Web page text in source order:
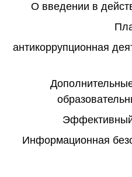
О введении в
антикоррупционная
Эффективный
Информационная